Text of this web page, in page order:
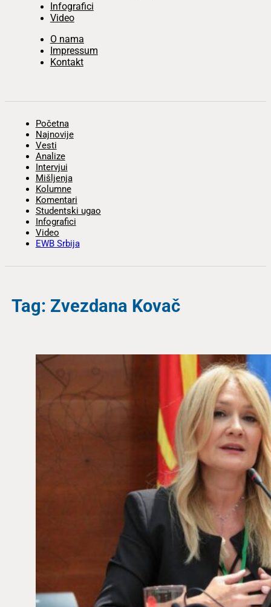
Infografici
Video
O nama
Impressum
Kontakt
Početna
Najnovije
Vesti
Analize
Intervjui
Mišljenja
Kolumne
Komentari
Studentski ugao
Infografici
Video
EWB Srbija
Tag: Zvezdana Kovač